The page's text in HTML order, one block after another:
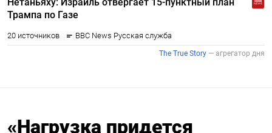
«Нагрузка придется